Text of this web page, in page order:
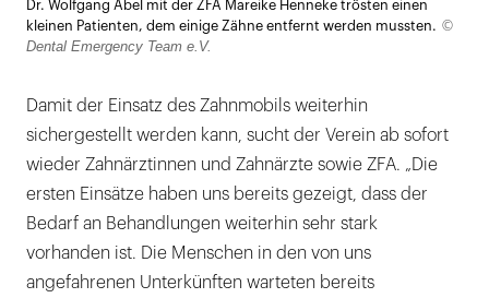
Dr. Wolfgang Abel mit der ZFA Mareike Henneke trösten einen
kleinen Patienten, dem einige Zähne entfernt werden mussten. ©
Dental Emergency Team e.V.
Damit der Einsatz des Zahnmobils weiterhin
sichergestellt werden kann, sucht der Verein ab sofort
wieder Zahnärztinnen und Zahnärzte sowie ZFA. „Die
ersten Einsätze haben uns bereits gezeigt, dass der
Bedarf an Behandlungen weiterhin sehr stark
vorhanden ist. Die Menschen in den von uns
angefahrenen Unterkünften warteten bereits